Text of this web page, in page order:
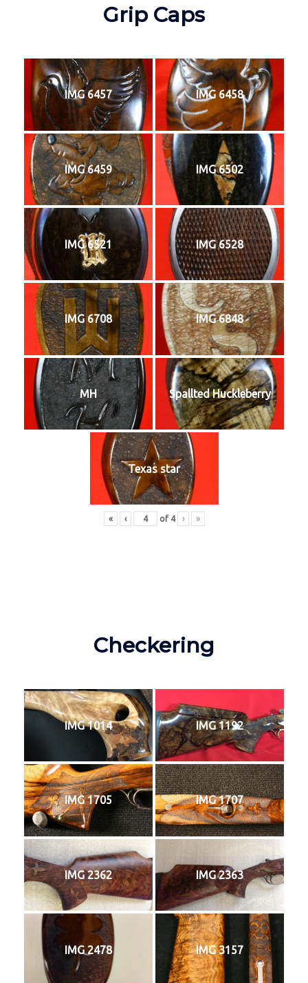
Grip Caps
IMG 6457 IMG 6458
IMG 6459 IMG 6502
IMG 6521 IMG 6528
IMG 6708 IMG 6848
MH Spallted Huckleberry
Texas star
« ‹ of 4 › »
Checkering
IMG 1014 IMG 1192
IMG 1705 IMG 1707
IMG 2362 IMG 2363
IMG 2478 IMG 3157